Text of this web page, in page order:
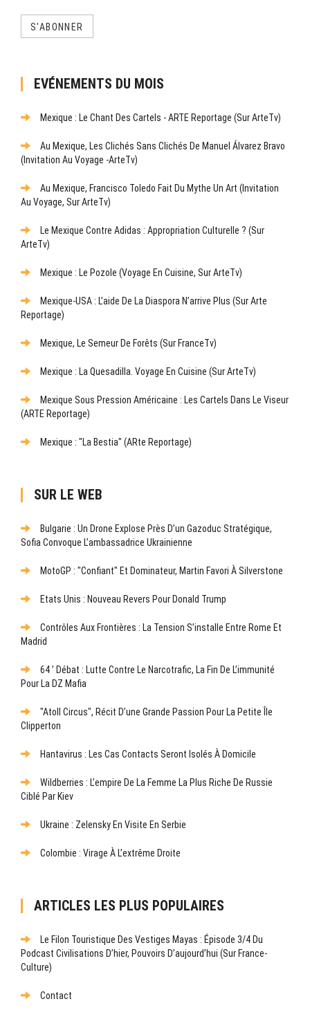
S'ABONNER
EVÉNEMENTS DU MOIS
Mexique : Le Chant Des Cartels - ARTE Reportage (sur ArteTv)
Au Mexique, Les Clichés Sans Clichés De Manuel Álvarez Bravo
(Invitation Au Voyage -ArteTv)
Au Mexique, Francisco Toledo Fait Du Mythe Un Art (Invitation
Au Voyage, Sur ArteTv)
Le Mexique Contre Adidas : Appropriation Culturelle ? (sur
ArteTv)
Mexique : Le Pozole (Voyage En Cuisine, Sur ArteTv)
Mexique-USA : L’aide De La Diaspora N’arrive Plus (sur Arte
Reportage)
Mexique, Le Semeur De Forêts (sur FranceTv)
Mexique : La Quesadilla. Voyage En Cuisine (sur ArteTv)
Mexique Sous Pression Américaine : Les Cartels Dans Le Viseur
(ARTE Reportage)
Mexique : "La Bestia" (ARte Reportage)
SUR LE WEB
Bulgarie : Un Drone Explose Près D’un Gazoduc Stratégique,
Sofia Convoque L’ambassadrice Ukrainienne
MotoGP : "Confiant" Et Dominateur, Martin Favori À Silverstone
Etats Unis : Nouveau Revers Pour Donald Trump
Contrôles Aux Frontières : La Tension S’installe Entre Rome Et
Madrid
64 ’ Débat : Lutte Contre Le Narcotrafic, La Fin De L’immunité
Pour La DZ Mafia
"Atoll Circus", Récit D’une Grande Passion Pour La Petite Île
Clipperton
Hantavirus : Les Cas Contacts Seront Isolés À Domicile
Wildberries : L’empire De La Femme La Plus Riche De Russie
Ciblé Par Kiev
Ukraine : Zelensky En Visite En Serbie
Colombie : Virage À L’extrême Droite
ARTICLES LES PLUS POPULAIRES
Le Filon Touristique Des Vestiges Mayas : Épisode 3/4 Du
Podcast Civilisations D’hier, Pouvoirs D’aujourd’hui (sur France-
Culture)
Contact